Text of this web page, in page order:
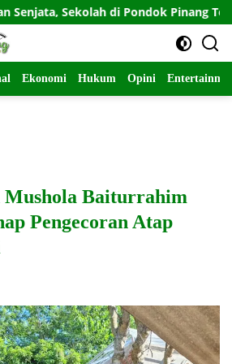
Sekolah di Pondok Pinang Terapkan
Ekonomi Hukum Opini
Mushola Baiturrahim
Pengecoran Atap